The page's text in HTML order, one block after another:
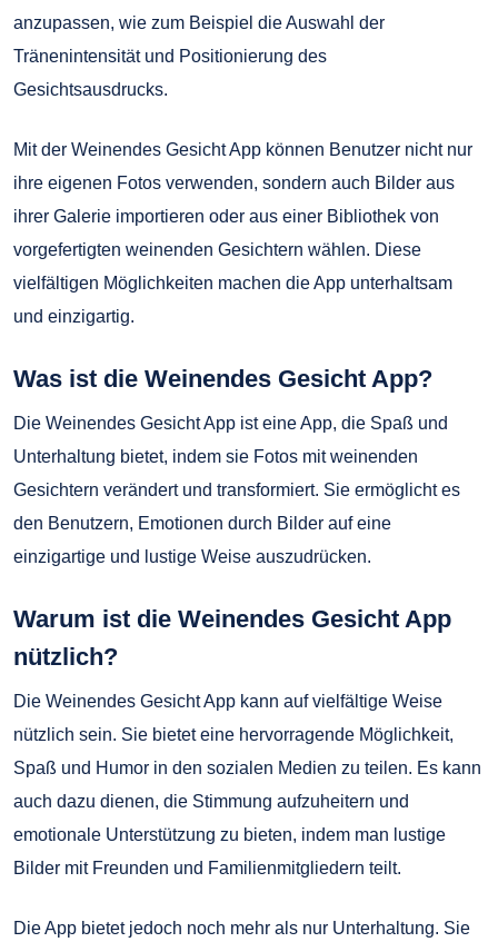
anzupassen, wie zum Beispiel die Auswahl der
Tränenintensität und Positionierung des
Gesichtsausdrucks.
Mit der Weinendes Gesicht App können Benutzer nicht nur
ihre eigenen Fotos verwenden, sondern auch Bilder aus
ihrer Galerie importieren oder aus einer Bibliothek von
vorgefertigten weinenden Gesichtern wählen. Diese
vielfältigen Möglichkeiten machen die App unterhaltsam
und einzigartig.
Was ist die Weinendes Gesicht App?
Die Weinendes Gesicht App ist eine App, die Spaß und
Unterhaltung bietet, indem sie Fotos mit weinenden
Gesichtern verändert und transformiert. Sie ermöglicht es
den Benutzern, Emotionen durch Bilder auf eine
einzigartige und lustige Weise auszudrücken.
Warum ist die Weinendes Gesicht App
nützlich?
Die Weinendes Gesicht App kann auf vielfältige Weise
nützlich sein. Sie bietet eine hervorragende Möglichkeit,
Spaß und Humor in den sozialen Medien zu teilen. Es kann
auch dazu dienen, die Stimmung aufzuheitern und
emotionale Unterstützung zu bieten, indem man lustige
Bilder mit Freunden und Familienmitgliedern teilt.
Die App bietet jedoch noch mehr als nur Unterhaltung. Sie